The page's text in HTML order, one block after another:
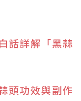
話詳解「黑蒜
頭功效與副作